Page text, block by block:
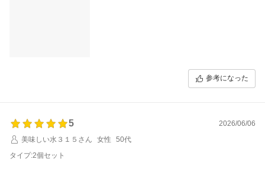
参考になった
5
2026/06/06
美味しい水３１５さん
女性
50代
タイプ:2個セット